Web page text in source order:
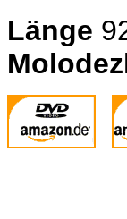
Länge